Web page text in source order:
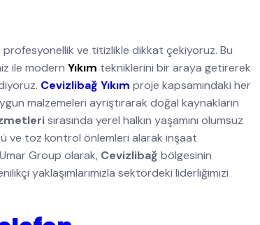
ve titizlikle dikkat çekiyoruz. Bu
ile modern Yıkım tekniklerini bir araya getirerek
Cevizlibağ Yıkım proje kapsamındaki her
malzemeleri ayrıştırarak doğal kaynakların
sırasında yerel halkın yaşamını olumsuz
ve toz kontrol önlemleri alarak inşaat
Group olarak, Cevizlibağ bölgesinin
yaklaşımlarımızla sektördeki liderliğimizi